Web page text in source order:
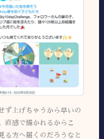
ず上げちゃうから早いの
直感で描かれるからこ
る方へ届くのだろうなと